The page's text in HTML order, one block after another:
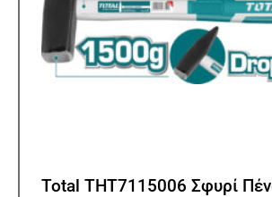
Total THT7115006 Σφυρί